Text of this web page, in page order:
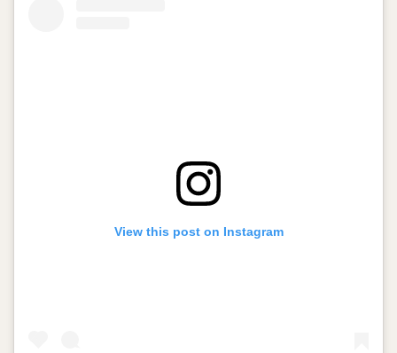
View this post on Instagram